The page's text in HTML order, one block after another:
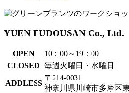
YUEN FUDOUSAN Co., Ltd.
OPEN
10：00～19：00
CLOSED 毎週火曜日・水曜日
ADDLESS
〒214-0031
神奈川県川崎市多摩区